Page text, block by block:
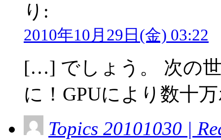
り:
2010年10月29日(金) 03:22
[…] でしょう。 次の世
に！GPUにより数十
Topics 20101030 |